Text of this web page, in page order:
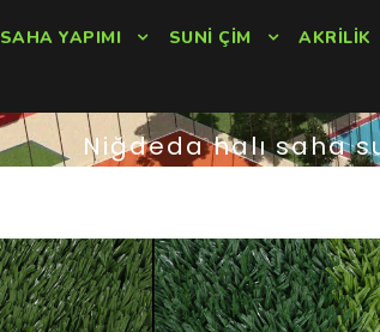
SAHA YAPIMI SUNI ÇIM AKRILIK
Niğdeda halı saha